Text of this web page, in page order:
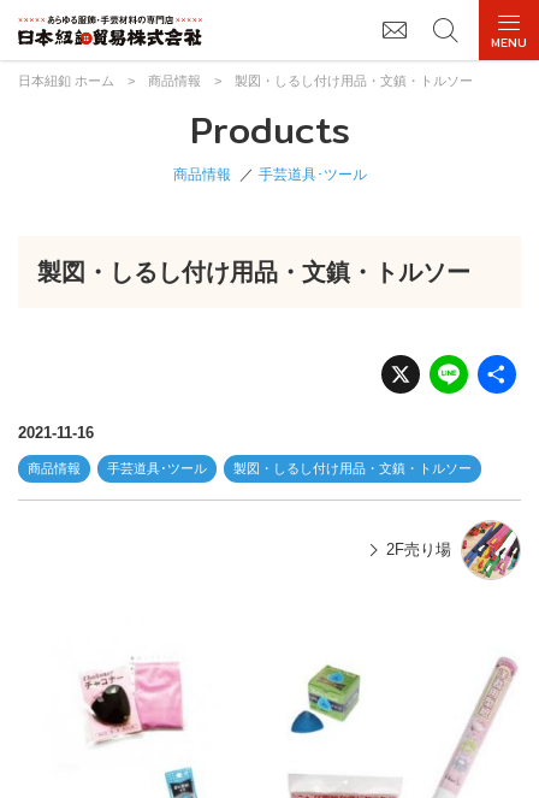
日本紐釦 ホーム > 商品情報 > 製図・しるし付け用品・文鎮・トルソー
Products
商品情報 手芸道具･ツール
製図・しるし付け用品・文鎮・トルソー
X Li
n
2021-11-16
商品情報 手芸道具･ツール 製図・しるし付け用品・文鎮・トルソー
2F売り場